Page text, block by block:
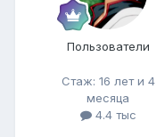
Пользователи
Стаж: 16 лет и 4
месяца
4.4 тыс